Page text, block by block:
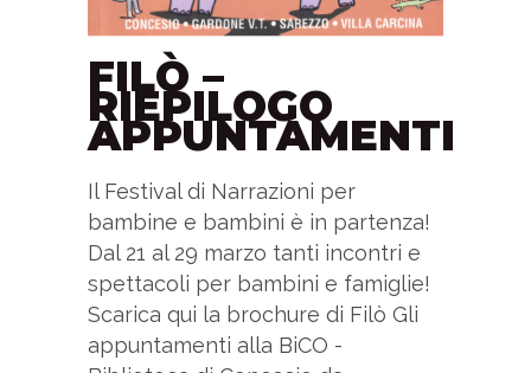
FILÒ –
RIEPILOGO
APPUNTAMENTI
Il Festival di Narrazioni per
bambine e bambini è in partenza!
Dal 21 al 29 marzo tanti incontri e
spettacoli per bambini e famiglie!
Scarica qui la brochure di Filò Gli
appuntamenti alla BiCO -